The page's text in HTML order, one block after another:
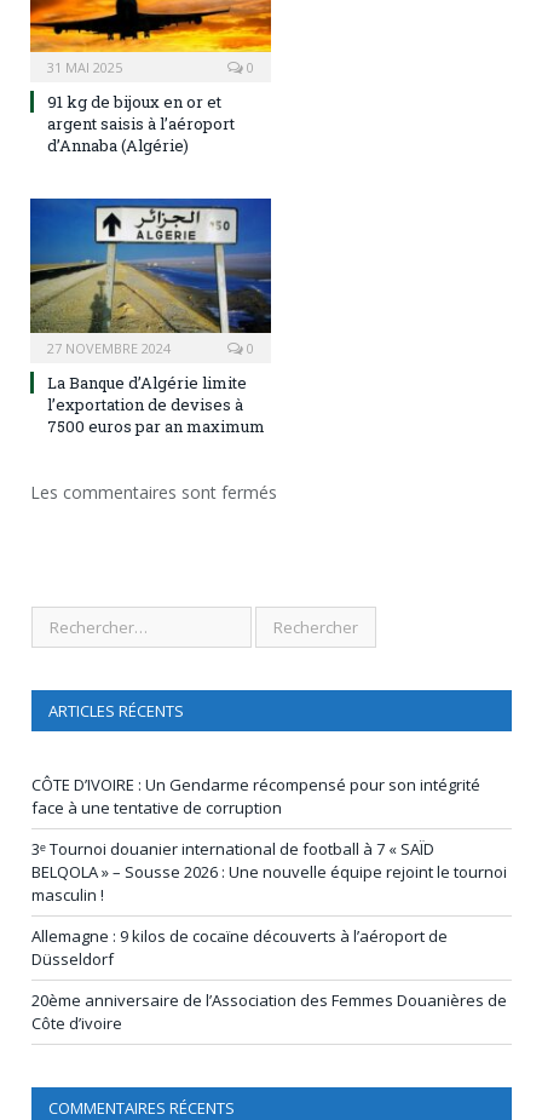
31 MAI 2025 0
91 kg de bijoux en or et
argent saisis à l’aéroport
d’Annaba (Algérie)
27 NOVEMBRE 2024 0
La Banque d’Algérie limite
l’exportation de devises à
7500 euros par an maximum
Les commentaires sont fermés
ARTICLES RÉCENTS
CÔTE D’IVOIRE : Un Gendarme récompensé pour son intégrité
face à une tentative de corruption
3ᵉ Tournoi douanier international de football à 7 « SAÏD
BELQOLA » – Sousse 2026 : Une nouvelle équipe rejoint le tournoi
masculin !
Allemagne : 9 kilos de cocaïne découverts à l’aéroport de
Düsseldorf
20ème anniversaire de l’Association des Femmes Douanières de
Côte d’ivoire
COMMENTAIRES RÉCENTS